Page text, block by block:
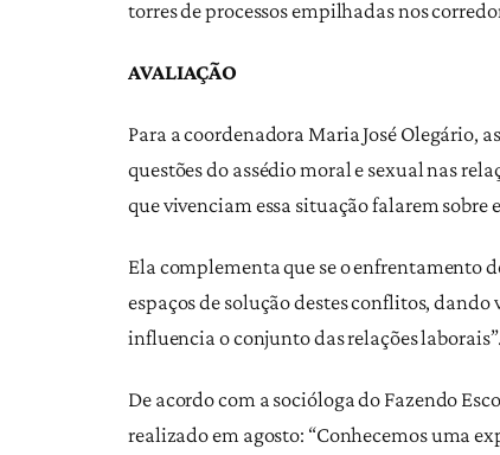
torres de processos empilhadas nos
AVALIAÇÃO
Para a coordenadora Maria José Olegário,
questões do assédio moral e sexual nas
que vivenciam essa situação falarem sobre
Ela complementa que se o enfrentamento
espaços de solução destes conflitos,
influencia o conjunto das relações laborais”.
De acordo com a socióloga do Fazendo
realizado em agosto: “Conhecemos uma